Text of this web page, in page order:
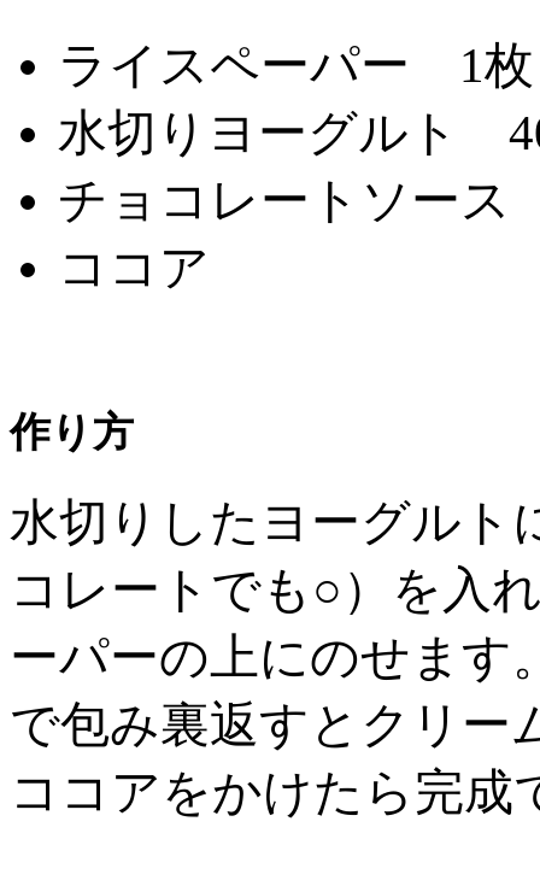
ライスペーパー 1枚
水切りヨーグルト
チョコレートソース
ココア
作り方
水切りしたヨーグルト
コレートでも○）を入
ーパーの上にのせます
で包み裏返すとクリー
ココアをかけたら完成